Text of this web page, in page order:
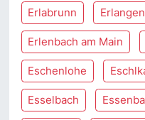
Erlabrunn Erlangen
Erlenbach am Main
Eschenlohe
Esselbach